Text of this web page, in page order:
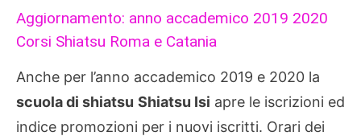
Aggiornamento: anno accademico 2019 2020
Corsi Shiatsu Roma e Catania
Anche per l’anno accademico 2019 e 2020 la
scuola di shiatsu Shiatsu Isi apre le iscrizioni ed
indice promozioni per i nuovi iscritti. Orari dei